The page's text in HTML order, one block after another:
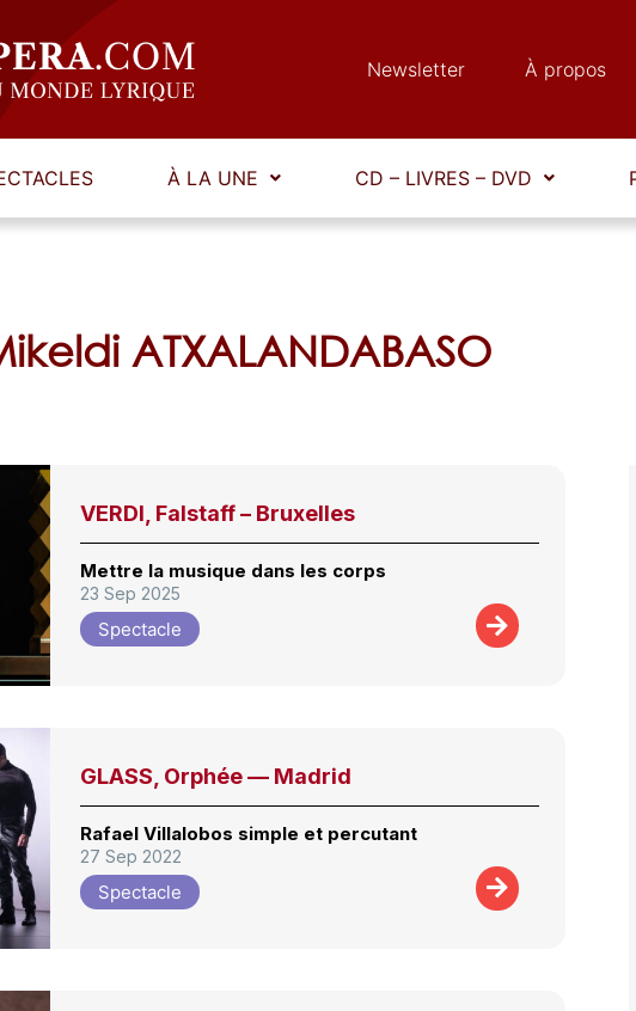
Newsletter À propos
À LA UNE CD – LIVRES – DVD
ATXALANDABASO
VERDI, Falstaff – Bruxelles
Mettre la musique dans les corps
23 Sep 2025
Spectacle
GLASS, Orphée — Madrid
Rafael Villalobos simple et percutant
27 Sep 2022
Spectacle